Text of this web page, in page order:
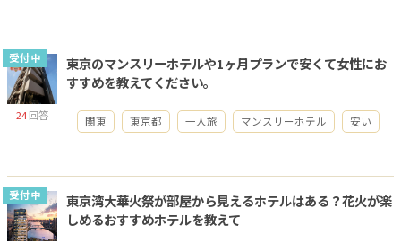
受付中
24回答
東京のマンスリーホテルや1ヶ月プランで安くて女性にお
すすめを教えてください。
関東 東京都 一人旅 マンスリーホテル 安い
受付中
東京湾大華火祭が部屋から見えるホテルはある？花火が楽
しめるおすすめホテルを教えて